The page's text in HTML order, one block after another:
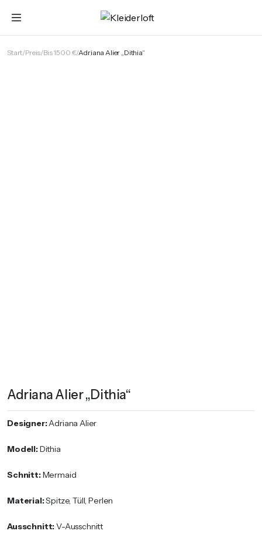
Start Preis Bis 1500 € Adriana Alier „Dithia“
Adriana Alier „Dithia“
Designer:Adriana Alier
Modell:Dithia
Schnitt:Mermaid
Material:Spitze, Tüll, Perlen
Ausschnitt:V-Ausschnitt